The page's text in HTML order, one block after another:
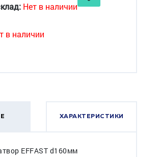
Нет в наличии
в наличии
ХАРАКТЕРИСТИКИ
EFFAST d160мм